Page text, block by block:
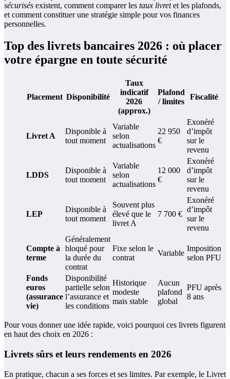
sécurisés existent, comment comparer les taux livretet les plafonds,
et comment constituer une stratégie simple pour vos finances
personnelles.
Top des livrets bancaires 2026 : où placer
votre épargne en toute sécurité
Placement Disponibilité
Taux
indicatif
2026
(approx.)
Plafond
/ limites
Fiscalité
Livret A
Disponible à
tout moment
Variable
selon
actualisations
22 950
€
Exonéré
d’impôt
sur le
revenu
LDDS
Disponible à
tout moment
Variable
selon
actualisations
12 000
€
Exonéré
d’impôt
sur le
revenu
LEP
Disponible à
tout moment
Souvent plus
élevé que le
livret A
7 700 €
Exonéré
d’impôt
sur le
revenu
Compte à
terme
Généralement
bloqué pour
la durée du
contrat
Fixe selon le
contrat
Variable
Imposition
selon PFU
Fonds
euros
(assurance
vie)
Disponibilité
partielle selon
l’assurance et
les conditions
Historique
modeste
mais stable
Aucun
plafond
global
PFU après
8 ans
Pour vous donner une idée rapide, voici pourquoi ces livrets figurent
en haut des choix en 2026 :
Livrets sûrs et leurs rendements en 2026
En pratique, chacun a ses forces et ses limites. Par exemple, le Livret